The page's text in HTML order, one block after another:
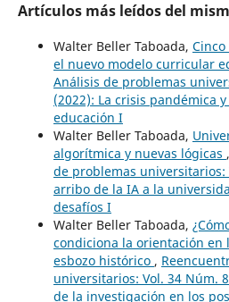
Artículos más leídos del
Walter Beller Taboada,
el nuevo modelo curricular
Análisis de problemas
(2022): La crisis pandémica
educación I
Walter Beller Taboada,
algorítmica y nuevas lógicas ,
de problemas universitarios:
arribo de la IA a la
desafíos I
Walter Beller Taboada,
condiciona la orientación en
esbozo histórico ,
universitarios: Vol. 34 Núm.
de la investigación en los